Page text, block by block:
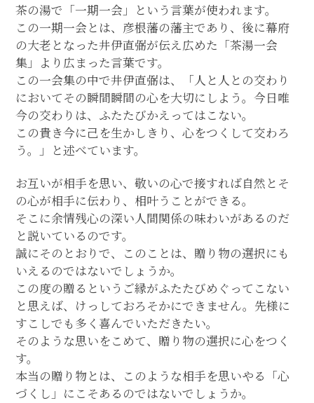
茶の湯で「一期一会」という言葉が使われます。
この一期一会とは、彦根藩の藩主であり、後に幕府
の大老となった井伊直弼が伝え広めた「茶湯一会
集」より広まった言葉です。
この一会集の中で井伊直弼は、「人と人との交わり
においてその瞬間瞬間の心を大切にしよう。今日唯
今の交わりは、ふたたびかえってはこない。
この貴き今に己を生かしきり、心をつくして交わろ
う。」と述べています。
お互いが相手を思い、敬いの心で接すれば自然とそ
の心が相手に伝わり、相叶うことができる。
そこに余情残心の深い人間関係の味わいがあるのだ
と説いているのです。
誠にそのとおりで、このことは、贈り物の選択にも
いえるのではないでしょうか。
この度の贈るというご縁がふたたびめぐってこない
と思えば、けっしておろそかにできません。先様に
すこしでも多く喜んでいただきたい。
そのような思いをこめて、贈り物の選択に心をつく
す。
本当の贈り物とは、このような相手を思いやる「心
づくし」にこそあるのではないでしょうか。